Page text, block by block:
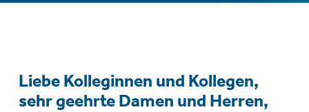
Liebe Kolleginnen und Kollegen,
sehr geehrte Damen und Herren,